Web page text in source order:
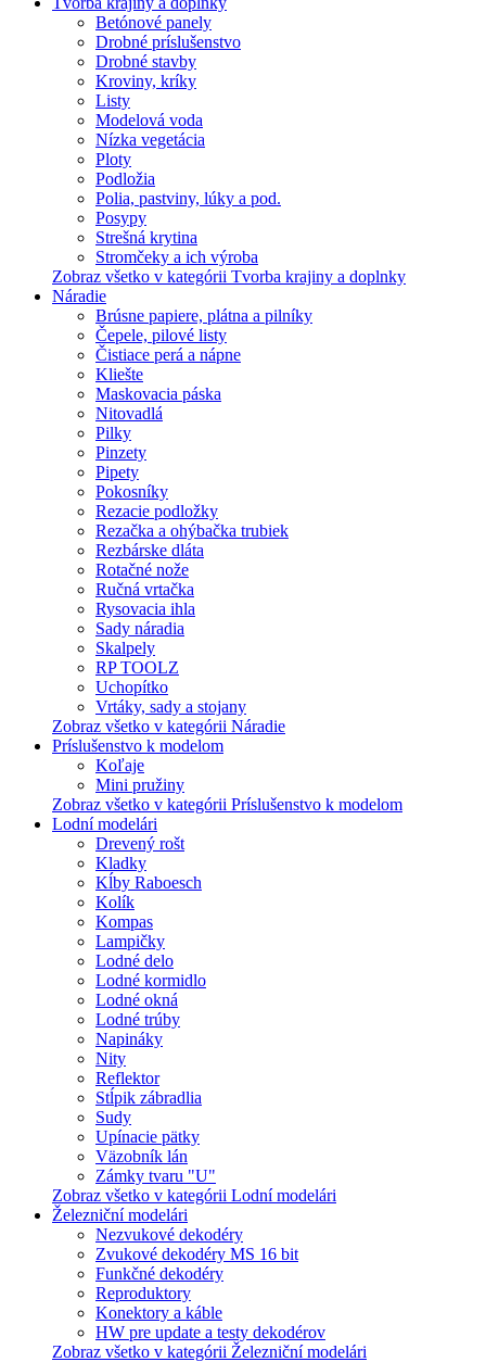
Betónové panely
Drobné príslušenstvo
Drobné stavby
Kroviny, kríky
Listy
Modelová voda
Nízka vegetácia
Ploty
Podložia
Polia, pastviny, lúky a pod.
Posypy
Strešná krytina
Stromčeky a ich výroba
Zobraz všetko v kategórii Tvorba krajiny a doplnky
Náradie
Brúsne papiere, plátna a pilníky
Čepele, pilové listy
Čistiace perá a nápne
Kliešte
Maskovacia páska
Nitovadlá
Pilky
Pinzety
Pipety
Pokosníky
Rezacie podložky
Rezačka a ohýbačka trubiek
Rezbárske dláta
Rotačné nože
Ručná vrtačka
Rysovacia ihla
Sady náradia
Skalpely
RP TOOLZ
Uchopítko
Vrtáky, sady a stojany
Zobraz všetko v kategórii Náradie
Príslušenstvo k modelom
Koľaje
Mini pružiny
Zobraz všetko v kategórii Príslušenstvo k modelom
Lodní modelári
Drevený rošt
Kladky
Kĺby Raboesch
Kolík
Kompas
Lampičky
Lodné delo
Lodné kormidlo
Lodné okná
Lodné trúby
Napináky
Nity
Reflektor
Stĺpik zábradlia
Sudy
Upínacie pätky
Väzobník lán
Zámky tvaru "U"
Zobraz všetko v kategórii Lodní modelári
Železniční modelári
Nezvukové dekodéry
Zvukové dekodéry MS 16 bit
Funkčné dekodéry
Reproduktory
Konektory a káble
HW pre update a testy dekodérov
Zobraz všetko v kategórii Železniční modelári